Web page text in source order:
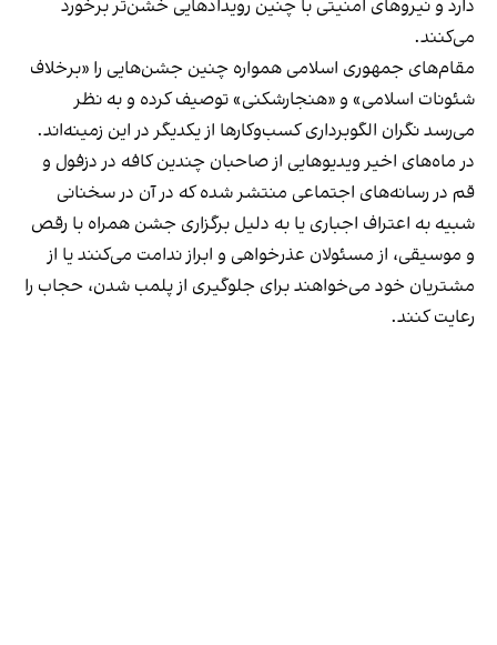
دارد و نیروهای امنیتی با چنین رویدادهایی خشن‌تر برخورد
می‌کنند.
مقام‌های جمهوری اسلامی همواره چنین جشن‌هایی را «برخلاف
شئونات اسلامی» و «هنجارشکنی» توصیف کرده و به نظر
می‌رسد نگران الگوبرداری کسب‌وکارها از یکدیگر در این زمینه‌اند.
در ماه‌های اخیر ویدیوهایی از صاحبان چندین کافه در دزفول و
قم در رسانه‌های اجتماعی منتشر شده که در آن در سخنانی
شبیه به اعتراف اجباری یا به دلیل برگزاری جشن همراه با رقص
و موسیقی، از مسئولان عذرخواهی و ابراز ندامت می‌کنند یا از
مشتریان خود می‌خواهند برای جلوگیری از پلمب شدن، حجاب را
رعایت کنند.